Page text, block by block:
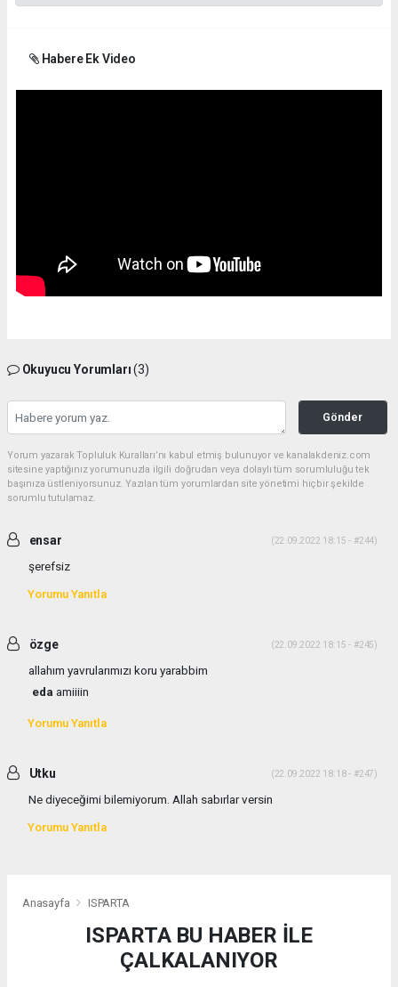
Habere Ek Video
Okuyucu Yorumları(3)
Gönder
Yorum yazarak Topluluk Kuralları’nı kabul etmiş bulunuyor ve kanalakdeniz.com
sitesine yaptığınız yorumunuzla ilgili doğrudan veya dolaylı tüm sorumluluğu tek
başınıza üstleniyorsunuz. Yazılan tüm yorumlardan site yönetimi hiçbir şekilde
sorumlu tutulamaz.
ensar (22.09.2022 18:15 - #244)
şerefsiz
Yorumu Yanıtla
özge (22.09.2022 18:15 - #245)
allahım yavrularımızı koru yarabbim
eda amiiiin
Yorumu Yanıtla
Utku (22.09.2022 18:18 - #247)
Ne diyeceğimi bilemiyorum. Allah sabırlar versin
Yorumu Yanıtla
Anasayfa ISPARTA
ISPARTA BU HABER İLE
ÇALKALANIYOR